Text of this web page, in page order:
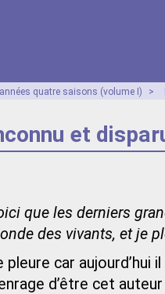
quatre saisons (volume I) >
et
que les derniers
des vivants, et je
pleure car aujourd’hui
d’être cet